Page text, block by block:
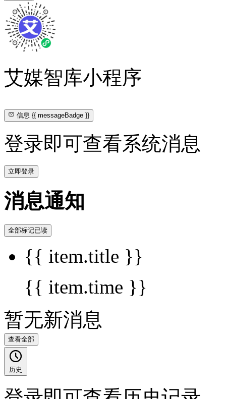
艾媒智库小程序
信息{{ messageBadge }}
登录即可查看系统消息
立即登录
消息通知
全部标记已读
{{ item.title }}
{{ item.time }}
暂无新消息
查看全部
历史